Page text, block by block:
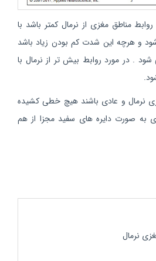
مناطق مغزی از نرمال کمتر باشد با
و هرچه این شدت کم بودن زیاد باشد
. در مورد روابط بیش تر از نرمال با
نرمال و عادی باشند هیچ خطی کشیده
به صورت دایره های سفید مجزا از هم
نرمال